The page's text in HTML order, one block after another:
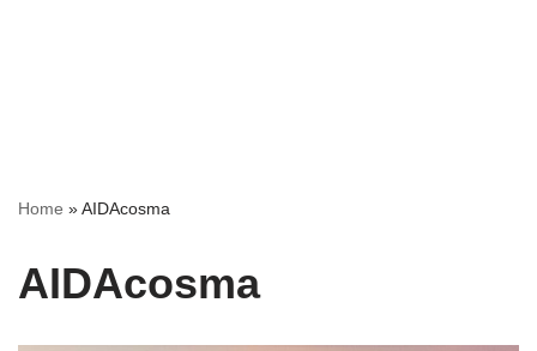
Home »AIDAcosma
AIDAcosma